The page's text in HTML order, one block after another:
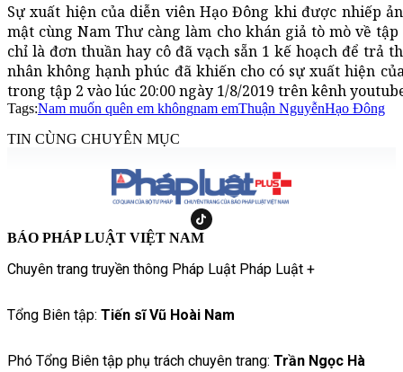
Sự xuất hiện của diễn viên Hạo Đông khi được nhiếp
mật cùng Nam Thư càng làm cho khán giả tò mò về
chỉ là đơn thuần hay cô đã vạch sẵn 1 kế hoạch để trả
nhân không hạnh phúc đã khiến cho có sự xuất hiện
trong tập 2 vào lúc 20:00 ngày 1/8/2019 trên kênh
Tags:Nam muốn quên em khôngnam emThuận NguyễnHạo Đông
TIN CÙNG CHUYÊN MỤC
BÁO PHÁP LUẬT VIỆT NAM
Chuyên trang truyền thông Pháp Luật Pháp Luật +
Tổng Biên tập: Tiến sĩ Vũ Hoài Nam
Phó Tổng Biên tập phụ trách chuyên trang: Trần Ngọc Hà